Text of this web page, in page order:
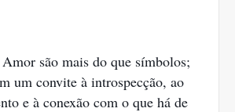
são mais do que símbolos;
um convite à introspecção, ao
e à conexão com o que há de